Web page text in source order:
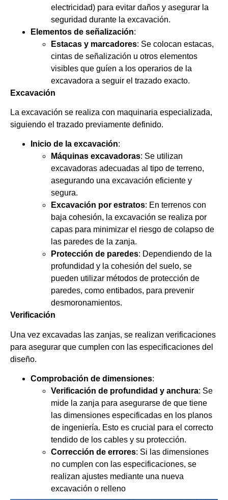
electricidad) para evitar daños y asegurar la
seguridad durante la excavación.
Elementos de señalización:
Estacas y marcadores: Se colocan estacas,
cintas de señalización u otros elementos
visibles que guíen a los operarios de la
excavadora a seguir el trazado exacto.
Excavación
La excavación se realiza con maquinaria especializada,
siguiendo el trazado previamente definido.
Inicio de la excavación:
Máquinas excavadoras: Se utilizan
excavadoras adecuadas al tipo de terreno,
asegurando una excavación eficiente y
segura.
Excavación por estratos: En terrenos con
baja cohesión, la excavación se realiza por
capas para minimizar el riesgo de colapso de
las paredes de la zanja.
Protección de paredes: Dependiendo de la
profundidad y la cohesión del suelo, se
pueden utilizar métodos de protección de
paredes, como entibados, para prevenir
desmoronamientos.
Verificación
Una vez excavadas las zanjas, se realizan verificaciones
para asegurar que cumplen con las especificaciones del
diseño.
Comprobación de dimensiones:
Verificación de profundidad y anchura: Se
mide la zanja para asegurarse de que tiene
las dimensiones especificadas en los planos
de ingeniería. Esto es crucial para el correcto
tendido de los cables y su protección.
Corrección de errores: Si las dimensiones
no cumplen con las especificaciones, se
realizan ajustes mediante una nueva
excavación o relleno